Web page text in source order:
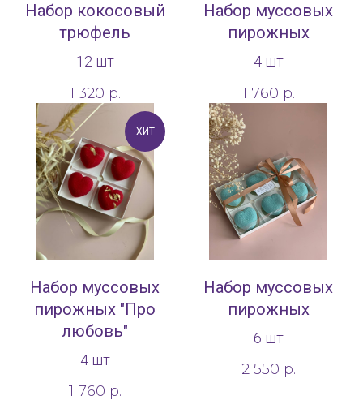
Набор кокосовый
трюфель
12 шт
1 320 р.
Набор муссовых
пирожных
4 шт
1 760 р.
ХИТ
Набор муссовых
пирожных "Про
любовь"
4 шт
1 760 р.
Набор муссовых
пирожных
6 шт
2 550 р.